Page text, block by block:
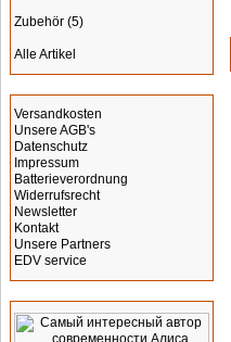
Zubehör (5)
Alle Artikel
Versandkosten
Unsere AGB's
Datenschutz
Impressum
Batterieverordnung
Widerrufsrecht
Newsletter
Kontakt
Unsere Partners
EDV service